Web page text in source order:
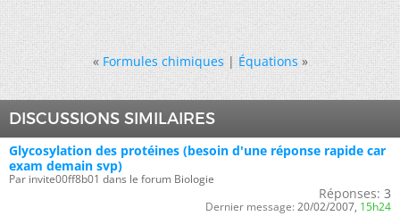
« Formules chimiques|Équations »
DISCUSSIONS SIMILAIRES
Glycosylation des protéines (besoin d'une réponse rapide car
exam demain svp)
Par invite00ff8b01 dans le forum Biologie
Réponses: 3
Dernier message: 20/02/2007, 15h24